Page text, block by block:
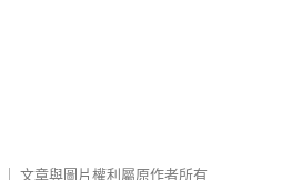
文章與圖片權利屬原作者所有